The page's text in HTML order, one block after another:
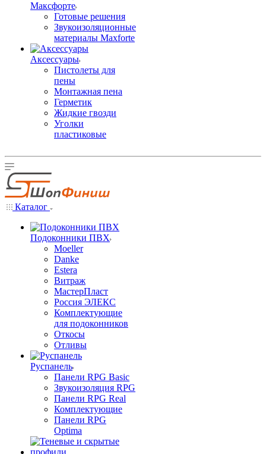
Максфорте
Готовые решения
Звукоизоляционные
материалы Maxforte
Аксессуары
Пистолеты для
пены
Монтажная пена
Герметик
Жидкие гвозди
Уголки
пластиковые
Каталог
Подоконники ПВХ
Moeller
Danke
Estera
Витраж
МастерПласт
Россия ЭЛЕКС
Комплектующие
для подоконников
Откосы
Отливы
Руспанель
Панели RPG Basic
Звукоизоляция RPG
Панели RPG Real
Комплектующие
Панели RPG
Optima